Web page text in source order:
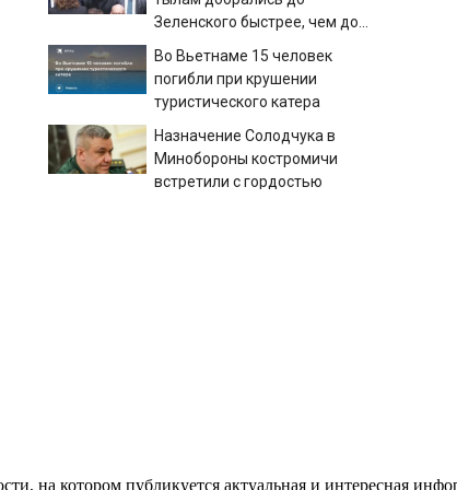
Зеленского быстрее, чем до
Во Вьетнаме 15 человек
погибли при крушении
туристического катера
Назначение Солодчука в
Минобороны костромичи
встретили с гордостью
на котором публикуется актуальная и интересная